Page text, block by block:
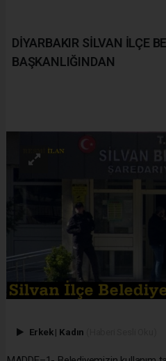
DİYARBAKIR SİLVAN İLÇE
BAŞKANLIĞINDAN
Erkek | Kadın